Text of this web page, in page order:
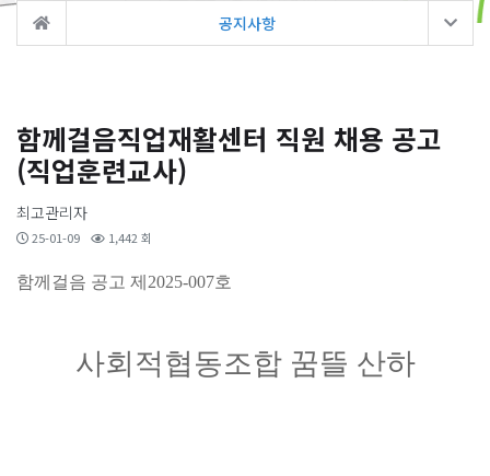
공지사항
함께걸음직업재활센터 직원 채용 공고
(직업훈련교사)
최고관리자
25-01-09 1,442 회
함께걸음 공고 제 2025-007호
사회적협동조합 꿈뜰 산하